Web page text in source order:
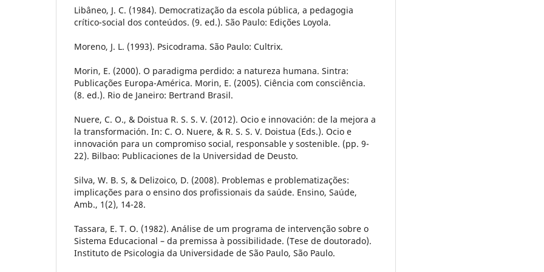
Libâneo, J. C. (1984). Democratização da escola pública, a pedagogia
crítico-social dos conteúdos. (9. ed.). São Paulo: Edições Loyola.
Moreno, J. L. (1993). Psicodrama. São Paulo: Cultrix.
Morin, E. (2000). O paradigma perdido: a natureza humana. Sintra:
Publicações Europa-América. Morin, E. (2005). Ciência com consciência.
(8. ed.). Rio de Janeiro: Bertrand Brasil.
Nuere, C. O., & Doistua R. S. S. V. (2012). Ocio e innovación: de la mejora a
la transformación. In: C. O. Nuere, & R. S. S. V. Doistua (Eds.). Ocio e
innovación para un compromiso social, responsable y sostenible. (pp. 9-
22). Bilbao: Publicaciones de la Universidad de Deusto.
Silva, W. B. S, & Delizoico, D. (2008). Problemas e problematizações:
implicações para o ensino dos profissionais da saúde. Ensino, Saúde,
Amb., 1(2), 14-28.
Tassara, E. T. O. (1982). Análise de um programa de intervenção sobre o
Sistema Educacional – da premissa à possibilidade. (Tese de doutorado).
Instituto de Psicologia da Universidade de São Paulo, São Paulo.